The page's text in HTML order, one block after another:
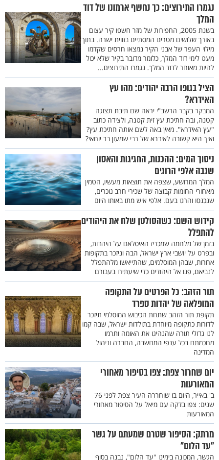
נגמרו התירוצים: כך נחשף ארמונו של דוד
המלך
בשנת 2005, החפירות של מזר חשפו קיר עצום
באורך שלושים מטרים המסתיים בזווית ישרה. בתוך
מילוי העפר של אבני הקיר נמצאו חרסים שקדמו
מעט לימי דוד המלך, כלומר מדובר בקיר שלא יכול
להיות מאוחר לדוד המלך. נגמרו התירוצים...
הציל בגופו הרבה יהודים: מהו עץ
האידרא?
המבקר בקבר הרשב"י יראה שם תיבת תצוגה
קטנה, ובה חתיכת עץ זית קטנה, ולצידה כתוב
"עץ האידרא". מאין באה לשם אותה חתיכת עץ?
ואיך היא קשורה לאידרא של רבי שמעון בר יוחאי?
ניסוך המים: ההכנות, החגיגות והאסון
שגבה אלפי הרוגים
המלך המרושע, שצפה את תוצאות מעשיו, הטמין
מאחורי החומות קבוצה של שכירי חרב נוכרים,
שנכנסו והרגו בעם. אלפי איש מתו באותו היום
קידוש השם: כשהסולטן שלח את היהודים
להתפלל
בזמן של מלחמה שמכריז האיסלאם על היהדות,
ובפרט על יושבי ארץ ישראל, הבה וניזכר בתקופות
אחרות, שבהן המוסלמים, שהתייאשו מלהתפלל
לנביאם, פנו אל היהודים כדי שיעתירו בעבורם
תור הזהב: כל הפרטים על התקופה
המופלאה של יהדות ספרד
תקופת תור הזהב שתחת הכיבוש המוסלמי תיזכר
לדורות כתקופה מיוחדת בתולדות ישראל, שבה קמו
לנו גדולי תורה שהנהיגו את האומה ותרמו
מחכמתם בכל ענפי המחשבה, החברה וניהול
המדינה
יום שחרור צפת: צפו בסיפור מאחורי
המאורעות
ב' באייר, היום בו שוחררה העיר צפת לפני 76
שנים: צפו בדקה עם מיאל על הסיפור מאחורי
המאורעות
מרתק: הסיפור שטרם שמעתם על גשר
"עד הלום"
הגשר, המכונה בימינו "עד הלום", נבנה בסוף